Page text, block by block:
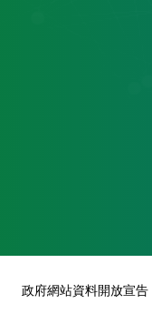
政府網站資料開放宣告